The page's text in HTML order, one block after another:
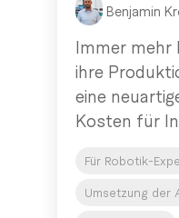
Benjamin
Immer mehr
ihre
eine
Kosten für
Für Robotik-
Umsetzung der